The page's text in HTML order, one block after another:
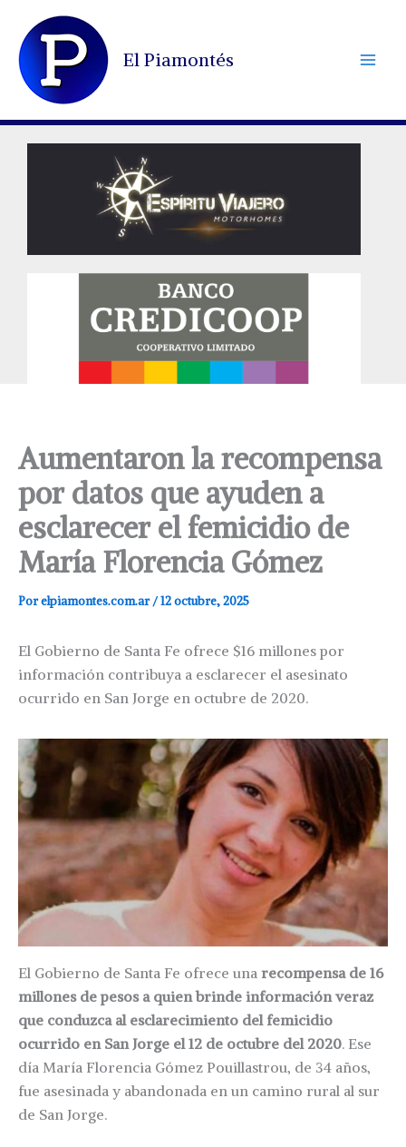
contenido
El Piamontés
Aumentaron la recompensa
por datos que ayuden a
esclarecer el femicidio de
María Florencia Gómez
Porelpiamontes.com.ar/12 octubre, 2025
El Gobierno de Santa Fe ofrece $16 millones por
información contribuya a esclarecer el asesinato
ocurrido en San Jorge en octubre de 2020.
El Gobierno de Santa Fe ofrece una recompensa de 16
millones de pesos a quien brinde información veraz
que conduzca al esclarecimiento del femicidio
ocurrido en San Jorge el 12 de octubre del 2020. Ese
día María Florencia Gómez Pouillastrou, de 34 años,
fue asesinada y abandonada en un camino rural al sur
de San Jorge.